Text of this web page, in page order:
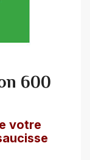
600
votre